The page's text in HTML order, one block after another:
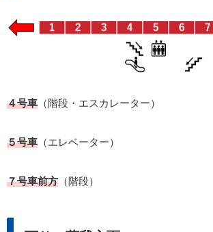
４号車 （階段・エスカレーター）
５号車 （エレベーター）
７号車前方 （階段）